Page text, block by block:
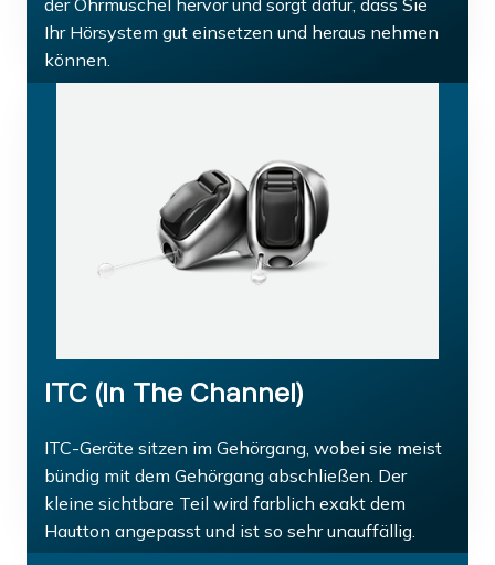
der Ohrmuschel hervor und sorgt dafür, dass Sie
Ihr Hörsystem gut einsetzen und heraus nehmen
können.
ITC (In The Channel)
ITC-Geräte sitzen im Gehörgang, wobei sie meist
bündig mit dem Gehörgang abschließen. Der
kleine sichtbare Teil wird farblich exakt dem
Hautton angepasst und ist so sehr unauffällig.